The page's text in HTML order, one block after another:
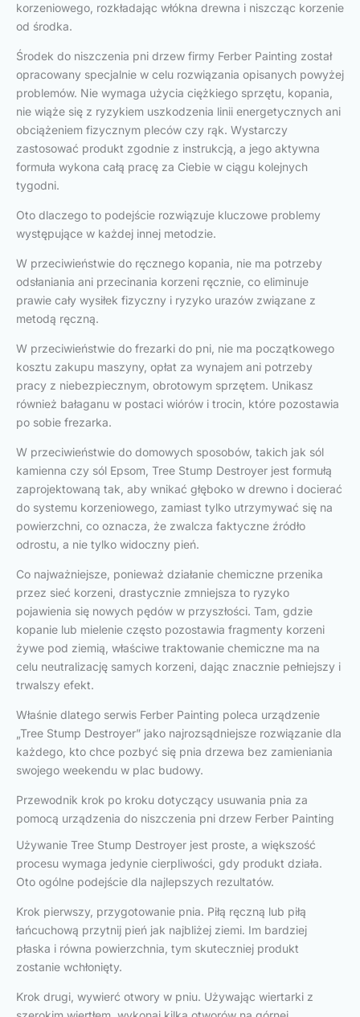
korzeniowego, rozkładając włókna drewna i niszcząc korzenie
od środka.
Środek do niszczenia pni drzew firmy Ferber Painting został
opracowany specjalnie w celu rozwiązania opisanych powyżej
problemów. Nie wymaga użycia ciężkiego sprzętu, kopania,
nie wiąże się z ryzykiem uszkodzenia linii energetycznych ani
obciążeniem fizycznym pleców czy rąk. Wystarczy
zastosować produkt zgodnie z instrukcją, a jego aktywna
formuła wykona całą pracę za Ciebie w ciągu kolejnych
tygodni.
Oto dlaczego to podejście rozwiązuje kluczowe problemy
występujące w każdej innej metodzie.
W przeciwieństwie do ręcznego kopania, nie ma potrzeby
odsłaniania ani przecinania korzeni ręcznie, co eliminuje
prawie cały wysiłek fizyczny i ryzyko urazów związane z
metodą ręczną.
W przeciwieństwie do frezarki do pni, nie ma początkowego
kosztu zakupu maszyny, opłat za wynajem ani potrzeby
pracy z niebezpiecznym, obrotowym sprzętem. Unikasz
również bałaganu w postaci wiórów i trocin, które pozostawia
po sobie frezarka.
W przeciwieństwie do domowych sposobów, takich jak sól
kamienna czy sól Epsom, Tree Stump Destroyer jest formułą
zaprojektowaną tak, aby wnikać głęboko w drewno i docierać
do systemu korzeniowego, zamiast tylko utrzymywać się na
powierzchni, co oznacza, że zwalcza faktyczne źródło
odrostu, a nie tylko widoczny pień.
Co najważniejsze, ponieważ działanie chemiczne przenika
przez sieć korzeni, drastycznie zmniejsza to ryzyko
pojawienia się nowych pędów w przyszłości. Tam, gdzie
kopanie lub mielenie często pozostawia fragmenty korzeni
żywe pod ziemią, właściwe traktowanie chemiczne ma na
celu neutralizację samych korzeni, dając znacznie pełniejszy i
trwalszy efekt.
Właśnie dlatego serwis Ferber Painting poleca urządzenie
„Tree Stump Destroyer” jako najrozsądniejsze rozwiązanie dla
każdego, kto chce pozbyć się pnia drzewa bez zamieniania
swojego weekendu w plac budowy.
Przewodnik krok po kroku dotyczący usuwania pnia za
pomocą urządzenia do niszczenia pni drzew Ferber Painting
Używanie Tree Stump Destroyer jest proste, a większość
procesu wymaga jedynie cierpliwości, gdy produkt działa.
Oto ogólne podejście dla najlepszych rezultatów.
Krok pierwszy, przygotowanie pnia. Piłą ręczną lub piłą
łańcuchową przytnij pień jak najbliżej ziemi. Im bardziej
płaska i równa powierzchnia, tym skuteczniej produkt
zostanie wchłonięty.
Krok drugi, wywierć otwory w pniu. Używając wiertarki z